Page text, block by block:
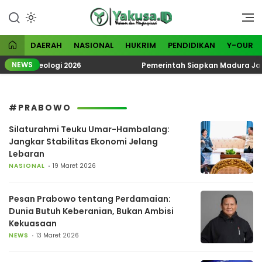
konten
Yakusa
Visioner dan Menginspirasi
DAERAH NASIONAL HUKRIM PENDIDIKAN Y-OUR
NEWS
Ekoteologi 2026 Pemerintah Siapkan Madura
#PRABOWO
Silaturahmi Teuku Umar-Hambalang:
Jangkar Stabilitas Ekonomi Jelang
Lebaran
NASIONAL 19 Maret 2026
Pesan Prabowo tentang Perdamaian:
Dunia Butuh Keberanian, Bukan Ambisi
Kekuasaan
NEWS 13 Maret 2026